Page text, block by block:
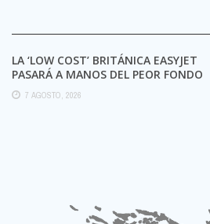
LA ‘LOW COST’ BRITÁNICA EASYJET
PASARÁ A MANOS DEL PEOR FONDO
POSIBLE:
7 AGOSTO, 2026